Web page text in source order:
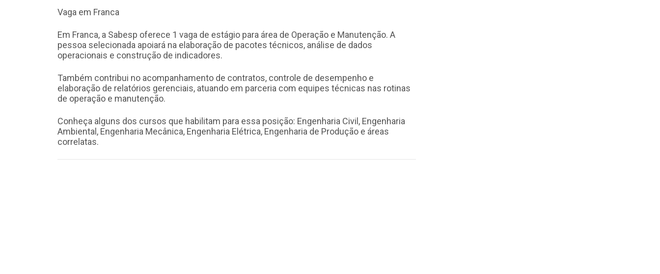
Vaga em Franca
Em Franca, a Sabesp oferece 1 vaga de estágio para área de Operação e Manutenção. A
pessoa selecionada apoiará na elaboração de pacotes técnicos, análise de dados
operacionais e construção de indicadores.
Também contribui no acompanhamento de contratos, controle de desempenho e
elaboração de relatórios gerenciais, atuando em parceria com equipes técnicas nas rotinas
de operação e manutenção.
Conheça alguns dos cursos que habilitam para essa posição: Engenharia Civil, Engenharia
Ambiental, Engenharia Mecânica, Engenharia Elétrica, Engenharia de Produção e áreas
correlatas.